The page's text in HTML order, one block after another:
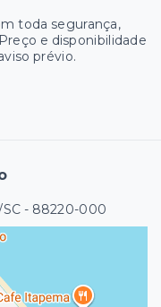
toda segurança,
e disponibilidade
prévio.
- 88220-000